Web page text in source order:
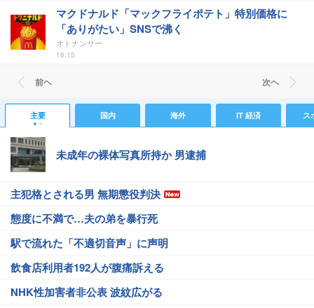
マクドナルド「マックフライポテト」特別価格に
「ありがたい」SNSで沸く
オトナンサー
18:15
前ヘ 次ヘ
主要 国内 海外 IT 経済 ス
未成年の裸体写真所持か 男逮捕
主犯格とされる男 無期懲役判決
態度に不満で…夫の弟を暴行死
駅で流れた「不適切音声」に声明
飲食店利用者192人が腹痛訴える
NHK性加害者非公表 波紋広がる